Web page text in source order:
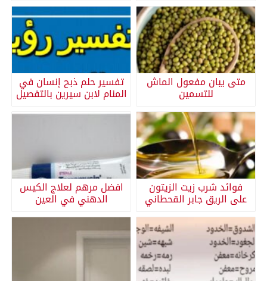
متى يبان مفعول الماش
للتسمين
تفسير حلم ذبح إنسان في
المنام لابن سيرين بالتفصيل
فوائد شرب زيت الزيتون
على الريق جابر القحطاني
افضل مرهم لعلاج الكيس
الدهني في العين